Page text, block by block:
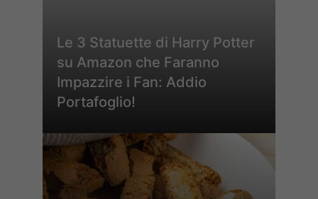
Le 3 Statuette di Harry Potter
su Amazon che Faranno
Impazzire i Fan: Addio
Portafoglio!